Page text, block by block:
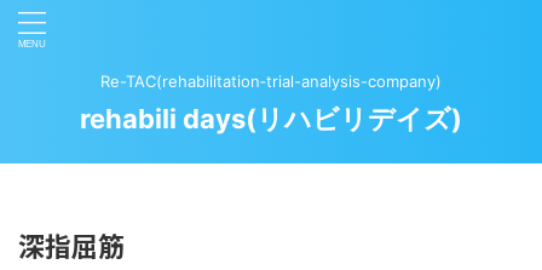
Re-TAC(rehabilitation‐trial-analysis-company)
rehabili days(リハビリデイズ)
深指屈筋